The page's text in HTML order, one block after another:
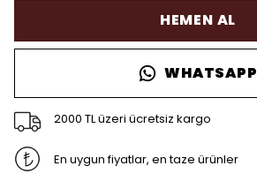
HEMEN AL
WHATSAPP
2000 TL üzeri ücretsiz kargo
En uygun fiyatlar, en taze ürünler